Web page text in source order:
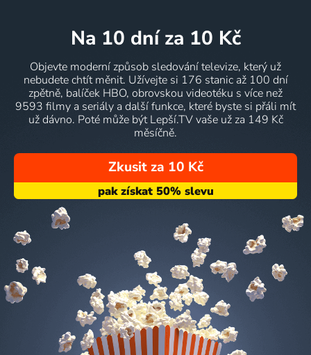
na 10 dní za 10 Kč
Objevte moderní způsob sledování televize, který už
nebudete chtít měnit. Užívejte si 176 stanic až 100 dní
zpětně, balíček HBO, obrovskou videotéku s více než
9593 filmy a seriály a další funkce, které byste si přáli mít
už dávno. Poté může být Lepší.TV vaše už za 149 Kč
měsíčně.
Zkusit za 10 Kč